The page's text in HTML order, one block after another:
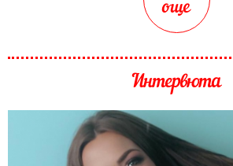
още
Интервюта